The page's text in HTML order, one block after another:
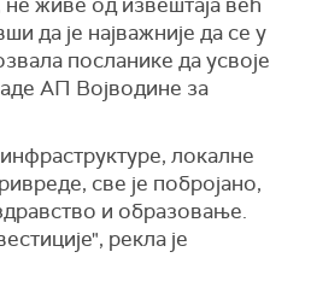
да је најважније да се у
посланике да усвоје
АП Војводине за
локалне
све је побројано,
и образовање.
рекла је